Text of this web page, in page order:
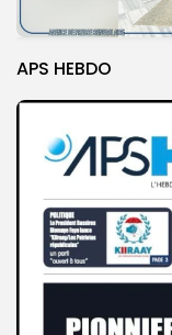
APS HEBDO